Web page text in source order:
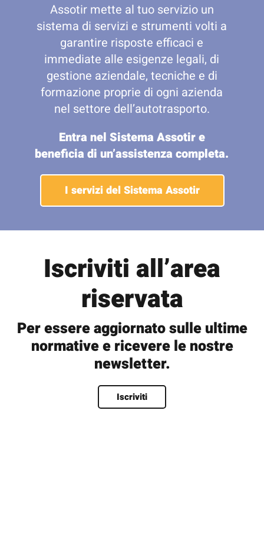
Assotir mette al tuo servizio un
sistema di servizi e strumenti volti a
garantire risposte efficaci e
immediate alle esigenze legali, di
gestione aziendale, tecniche e di
formazione proprie di ogni azienda
nel settore dell’autotrasporto.
Entra nel Sistema Assotir e
beneficia di un’assistenza completa.
I servizi del Sistema Assotir
Iscriviti all’area
riservata
Per essere aggiornato sulle ultime
normative e ricevere le nostre
newsletter.
Iscriviti
Nome*